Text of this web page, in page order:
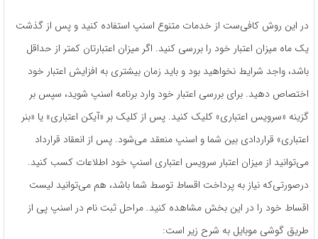
در این روش کافی‌ست از خدمات متنوع اسنپ استفاده کنید و پس از گذشت
یک ماه میزان اعتبار خود را بررسی کنید. اگر میزان اعتبارتان کمتر از حداقل
باشد، واجد شرایط نخواهید بود و باید زمان بیشتری به افزایش اعتبار خود
اختصاص دهید. برای بررسی اعتبار خود وارد برنامه اسنپ شوید، سپس بر
گزینه «سرویس اعتباری» کلیک کنید. پس از کلیک بر «آیکن اعتباری» یا «بنر
اعتباری» قراردادی بین شما و اسنپ منعقد می‌شود. پس از انعقاد قرارداد
می‌توانید از میزان اعتبار سرویس اعتباری اسنپ خود اطلاعات کسب کنید.
درصورتی‌که نیاز به پرداخت اقساط توسط شما باشد، هم می‌توانید لیست
اقساط خود را در این بخش مشاهده کنید. مراحل ثبت‌ نام در اسنپ پی از
طریق گوشی موبایل به شرح زیر است: